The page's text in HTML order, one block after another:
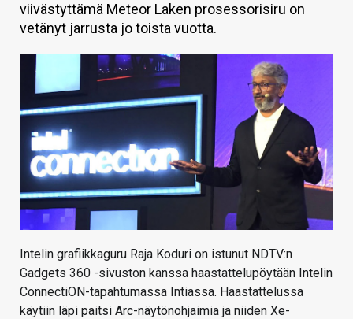
VAIHDA TEEMA
HAKU
viivästyttämä Meteor Laken prosessorisiru on
vetänyt jarrusta jo toista vuotta.
Intelin grafiikkaguru Raja Koduri on istunut NDTV:n
Gadgets 360 -sivuston kanssa haastattelupöytään Intelin
ConnectiON-tapahtumassa Intiassa. Haastattelussa
käytiin läpi paitsi Arc-näytönohjaimia ja niiden Xe-